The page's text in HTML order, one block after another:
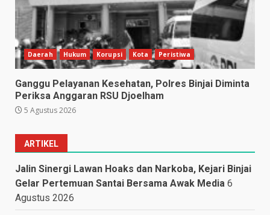
Daerah Hukum Korupsi Kota Peristiwa
Ganggu Pelayanan Kesehatan, Polres Binjai Diminta
Periksa Anggaran RSU Djoelham
5 Agustus 2026
ARTIKEL
Jalin Sinergi Lawan Hoaks dan Narkoba, Kejari Binjai
Gelar Pertemuan Santai Bersama Awak Media 6
Agustus 2026